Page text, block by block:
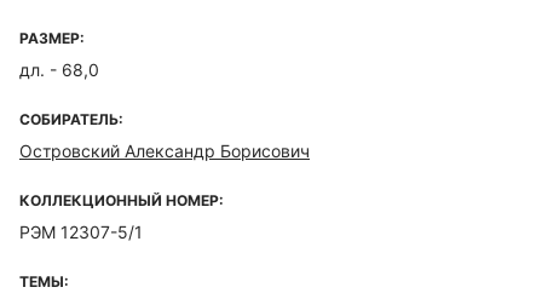
РАЗМЕР:
дл. - 68,0
СОБИРАТЕЛЬ:
Островский Александр Борисович
КОЛЛЕКЦИОННЫЙ НОМЕР:
РЭМ 12307-5/1
ТЕМЫ: